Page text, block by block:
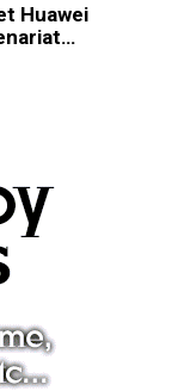
Huawei